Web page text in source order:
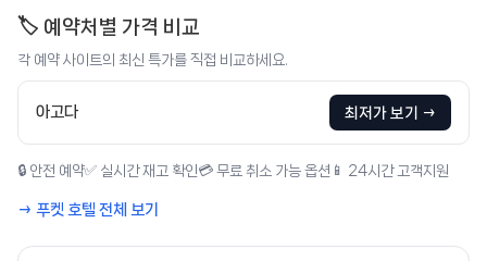
🏷️ 예약처별 가격 비교
각 예약 사이트의 최신 특가를 직접 비교하세요.
아고다 최저가 보기 →
🔒 안전 예약✅ 실시간 재고 확인 💳 무료 취소 가능 옵션 📱 24시간 고객지원
→ 푸켓 호텔 전체 보기